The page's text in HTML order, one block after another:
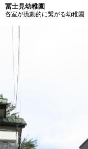
冨士見幼稚園
各室が流動的に繋がる幼稚園